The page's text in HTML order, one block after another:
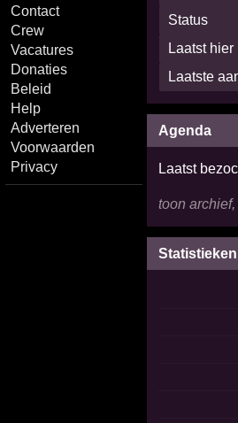
Contact
Crew
Vacatures
Donaties
Beleid
Help
Adverteren
Voorwaarden
Privacy
Status
Laatst hier
Laatste
Agenda
Laatst
toon
Statistieken